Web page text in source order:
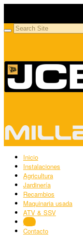
Inicio
Instalaciones
Agricultura
Jardinería
Recambios
Maquinaria usada
ATV & SSV
Blog
Contacto